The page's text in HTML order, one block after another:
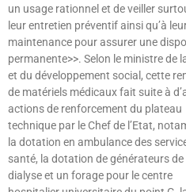
un usage rationnel et de veiller
leur entretien préventif ainsi qu’à
maintenance pour assurer une
permanente>>. Selon le ministre de
et du développement social, cette
de matériels médicaux fait suite à
actions de renforcement du plateau
technique par le Chef de l’Etat,
la dotation en ambulance des
santé, la dotation de générateurs de
dialyse et un forage pour le centre